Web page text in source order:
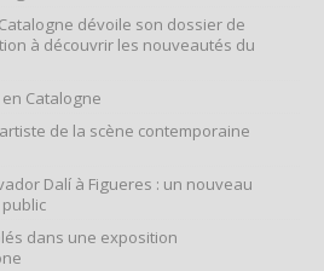
dévoile son dossier de
à découvrir les nouveautés du
Catalogne
de la scène contemporaine
Dalí à Figueres : un nouveau
dans une exposition